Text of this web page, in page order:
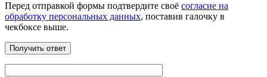
Перед отправкой формы подтвердите своё согласие на
обработку персональных данных, поставив галочку в
чекбоксе выше.